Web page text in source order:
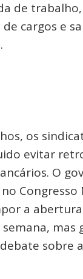
de
cargos e
os
evitar
O
Congresso
a
mas
sobre